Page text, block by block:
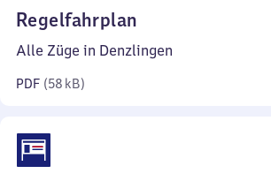
Regelfahrplan
58
Alle Züge in Denzlingen
PDF (58 kB)